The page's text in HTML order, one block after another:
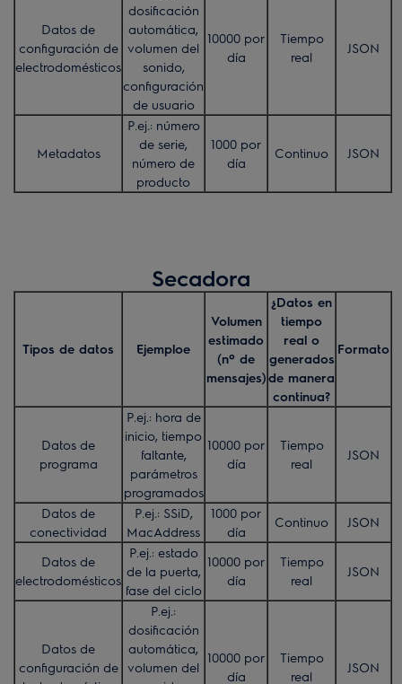
Datos de
configuración de
electrodomésticos
dosificación
automática,
volumen del
sonido,
configuración
de usuario
10000 por
día
Tiempo
real
JSON
Metadatos
P.ej.: número
de serie,
número de
producto
1000 por
día
Continuo JSON
Secadora
Tipos de datos Ejemploe
Volumen
estimado
(nº de
mensajes)
¿Datos en
tiempo
real o
generados
de manera
continua?
Formato
Datos de
programa
P.ej.: hora de
inicio, tiempo
faltante,
parámetros
programados
10000 por
día
Tiempo
real
JSON
Datos de
conectividad
P.ej.: SSiD,
MacAddress
1000 por
día
Continuo JSON
Datos de
electrodomésticos
P.ej.: estado
de la puerta,
fase del ciclo
10000 por
día
Tiempo
real
JSON
Datos de
configuración de
P.ej.:
dosificación
automática,
volumen del
10000 por
día
Tiempo
real
JSON